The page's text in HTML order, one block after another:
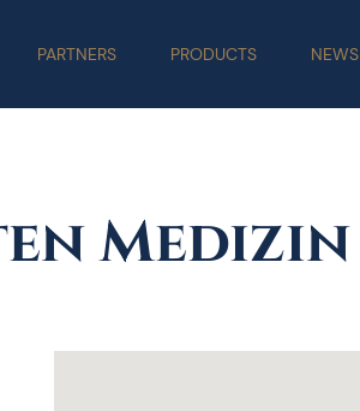
PARTNERS PRODUCTS NEWS
Medizin